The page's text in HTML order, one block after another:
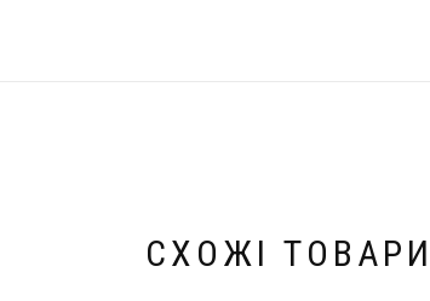
СХОЖІ ТОВАРИ